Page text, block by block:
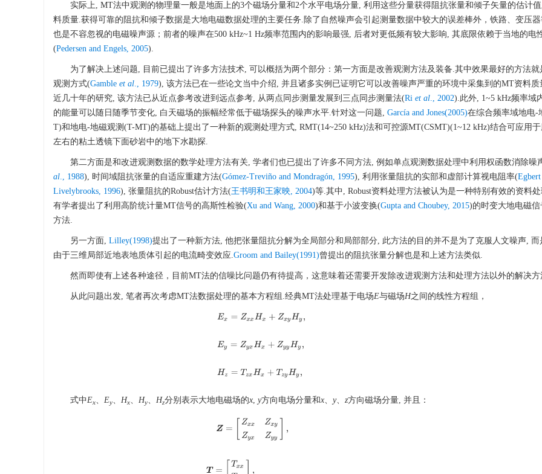
实际上, MT法中观测的物理量一般是地面上的3个磁场分量和2个水平电场分量, 利用这些分量获得阻抗张量和倾子矢量的估计
料质量.获得可靠的阻抗和倾子数据是大地电磁数据处理的主要任务.除了自然噪声会引起测量数据中较大的误差棒外，铁路、变压
也是不容忽视的电磁噪声源；前者的噪声在500 kHz~1 Hz频率范围内的影响最强, 后者对更低频有较大影响, 其底限依赖于当地的电
(Pedersen and Engels, 2005).
为了解决上述问题, 目前已提出了许多方法技术, 可以概括为两个部分：第一方面是改善观测方法及装备.其中效果最好的方法就
观测方式(Gamble et al., 1979), 该方法已在一些论文当中介绍, 并且诸多实例已证明它可以改善噪声严重的环境中采集到的MT资料质
近几十年的研究, 该方法已从近点参考改进到远点参考, 从两点同步测量发展到三点同步测量法(Ri et al., 2002).此外, 1~5 kHz频率域
的能量可以随日随季节变化, 白天磁场的振幅经常低于磁场探头的噪声水平.针对这一问题, García and Jones(2005)在综合频率域地电-
T)和地电-地磁观测(T-MT)的基础上提出了一种新的观测处理方式, RMT(14~250 kHz)法和可控源MT(CSMT)(1~12 kHz)结合可应用
左右的粘土透镜下面砂岩中的地下水勘探.
第二方面是和改进观测数据的数学处理方法有关, 学者们也已提出了许多不同方法, 例如单点观测数据处理中利用权函数消除噪
al., 1988), 时间域阻抗张量的自适应重建方法(Gómez-Treviño and Mondragón, 1995), 利用张量阻抗的实部和虚部计算视电阻率(Egbert
Livelybrooks, 1996), 张量阻抗的Robust估计方法(王书明和王家映, 2004)等.其中, Robust资料处理方法被认为是一种特别有效的资料
有学者提出了利用高阶统计量MT信号的高斯性检验(Xu and Wang, 2000)和基于小波变换(Gupta and Choubey, 2015)的时变大地电磁
方法.
另一方面, Lilley(1998)提出了一种新方法, 他把张量阻抗分解为全局部分和局部部分, 此方法的目的并不是为了克服人文噪声, 而
由于三维局部近地表地质体引起的电流畸变效应.Groom and Bailey(1991)曾提出的阻抗张量分解也是和上述方法类似.
然而即使有上述各种途径，目前MT法的信噪比问题仍有待提高，这意味着还需要开发除改进观测方法和处理方法以外的解决方
从此问题出发, 笔者再次考虑MT法数据处理的基本方程组.经典MT法处理基于电场E与磁场H之间的线性方程组，
Ex=ZxxHx+Z xyHy,
Ey=ZyxHx+Z yyHy,
Hz= TzxHx+Tzy Hy,
式中Ex、 Ey、 Hx、 Hy、 Hz分别表示大地电磁场的x, y方向电场分量和x、 y、 z方向磁场分量, 并且：
xxZxy yxZyy
xxTz y